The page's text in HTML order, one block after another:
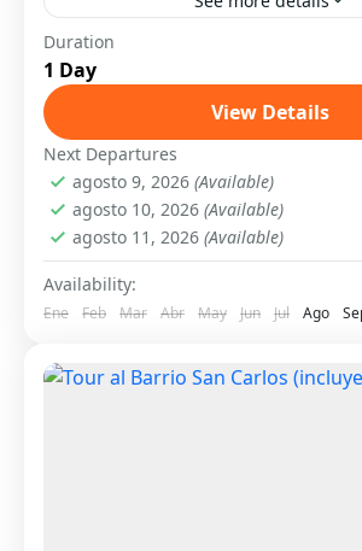
9 de junio 2025 Precio:
Descripción Disfruta de un
cultural a Campuno, ideal para
Santiago
Fácil
6 People
Duration
1 Day
View Details
Next Departures
agosto 9, 2026 (Available)
agosto 10, 2026 (Available)
agosto 11, 2026 (Available)
Availability:
Ene Feb Mar Abr May Jun Jul Ago